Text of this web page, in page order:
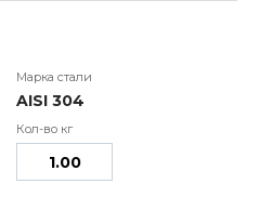
AISI 304